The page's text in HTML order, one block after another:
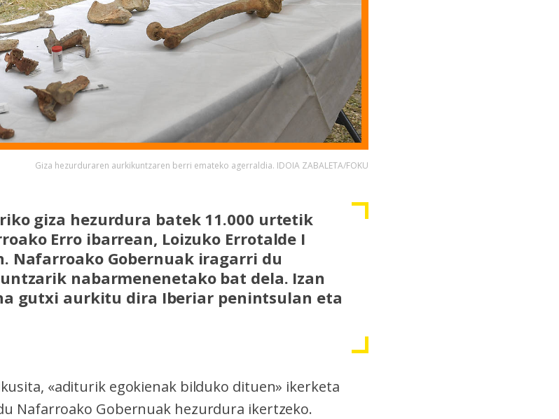
Giza hezurduraren aurkikuntzaren berri emateko agerraldia. IDOIA ZABALETA/FOKU
giza hezurdura batek 11.000 urtetik
Erro ibarrean, Loizuko Errotalde I
Nafarroako Gobernuak iragarri du
nabarmenenetako bat dela. Izan
gutxi aurkitu dira Iberiar penintsulan eta
«aditurik egokienak bilduko dituen» ikerketa
Nafarroako Gobernuak hezurdura ikertzeko.